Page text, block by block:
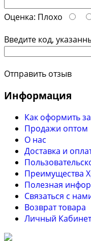
Оценка: Плохо
Введите код,
Отправить отзыв
Информация
Как оформить
Продажи оптом
О нас
Доставка и
Преимущества
Полезная
Связаться с
Возврат товара
Личный Кабинет